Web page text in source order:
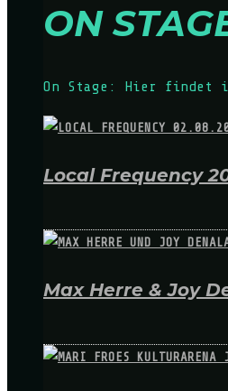
ON
On Stage: Hier findet
Local Frequency
Max Herre & Joy